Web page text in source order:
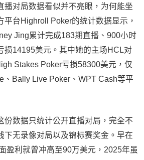
播对局数据看似并不亮眼，为何能坐
平台Highroll Poker的统计数据显示，
Jing累计完成183期直播、900小时
损14195美元。其中她的主场HCL对
Stakes Poker亏损58300美元，仅
、Bally Live Poker、WPT Cash等平
份数据只统计公开直播对局，完全不
下无录像对局以及锦标赛奖金。早在
盈利就曾冲高至90万美元，2025年虽